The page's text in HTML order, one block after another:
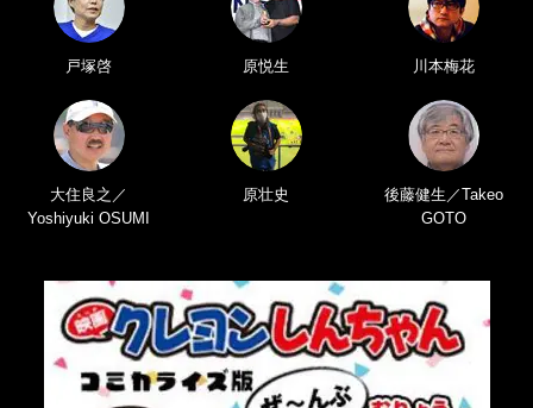
戸塚啓 原悦生 川本梅花
大住良之／
Yoshiyuki OSUMI
原壮史
後藤健生／Takeo
GOTO